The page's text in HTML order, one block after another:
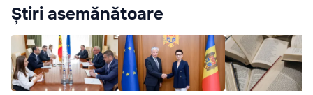
Știri asemănătoare